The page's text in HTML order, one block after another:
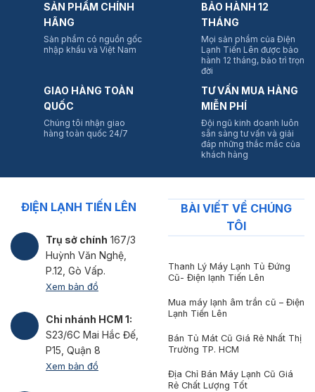
SẢN PHẨM CHÍNH
HÃNG
Sản phẩm có nguồn gốc
nhập khẩu và Việt Nam
BẢO HÀNH 12
THÁNG
Mọi sản phẩm của Điện
Lạnh Tiến Lên được bảo
hành 12 tháng, bảo trì trọn
đời
GIAO HÀNG TOÀN
QUỐC
Chúng tôi nhận giao
hàng toàn quốc 24/7
TƯ VẤN MUA HÀNG
MIỄN PHÍ
Đội ngũ kinh doanh luôn
sẵn sàng tư vấn và giải
đáp những thắc mắc của
khách hàng
ĐIỆN LẠNH TIẾN LÊN
Trụ sở chính 167/3
Huỳnh Văn Nghệ,
P.12, Gò Vấp.
Xem bản đồ
Chi nhánh HCM 1:
S23/6C Mai Hắc Đế,
P15, Quận 8
Xem bản đồ
BÀI VIẾT VỀ CHÚNG
TÔI
Thanh Lý Máy Lạnh Tủ Đứng
Cũ- Điện lạnh Tiến Lên
Mua máy lạnh âm trần cũ – Điện
Lạnh Tiến Lên
Bán Tủ Mát Cũ Giá Rẻ Nhất Thị
Trường TP. HCM
Địa Chỉ Bán Máy Lạnh Cũ Giá
Rẻ Chất Lượng Tốt